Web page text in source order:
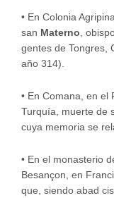
• En Colonia
san Materno ,
gentes de Tongres,
año 314).
• En Comana, en el
Turquía, muerte de
cuya memoria se
• En el monasterio
Besançon, en
que, siendo abad